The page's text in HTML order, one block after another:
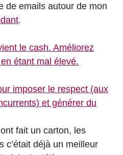
de emails autour de mon
.
le cash. Améliorez
étant mal élevé.
imposer le respect (aux
et générer du
fait un carton, les
c’était déjà un meilleur